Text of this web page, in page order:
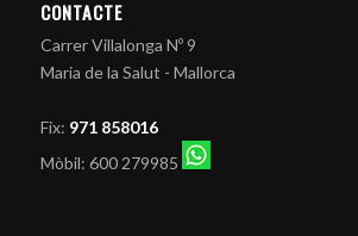
CONTACTE
Carrer Villalonga Nº 9
Maria de la Salut - Mallorca
Fix: 971 858016
Mòbil: 600 279985